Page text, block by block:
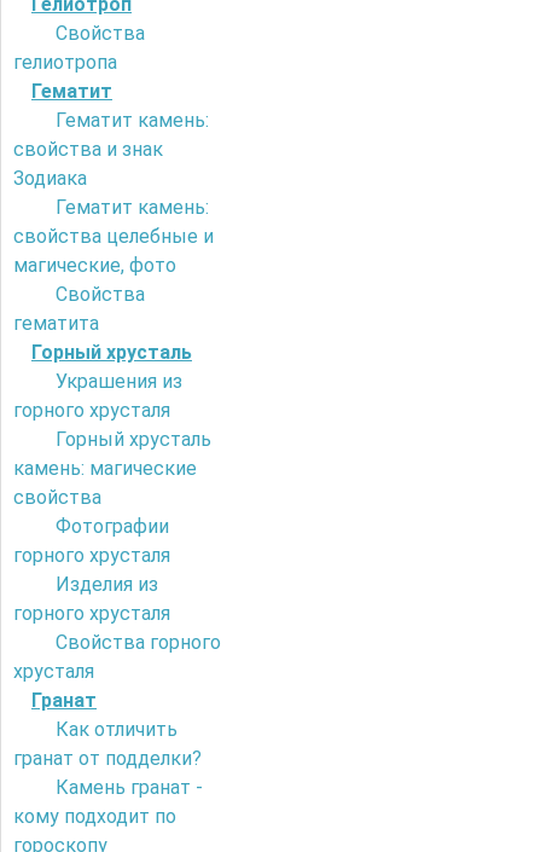
Свойства
гелиотропа
Гематит
Гематит камень:
свойства и знак
Зодиака
Гематит камень:
свойства целебные и
магические, фото
Свойства
гематита
Горный хрусталь
Украшения из
горного хрусталя
Горный хрусталь
камень: магические
свойства
Фотографии
горного хрусталя
Изделия из
горного хрусталя
Свойства горного
хрусталя
Гранат
Как отличить
гранат от подделки?
Камень гранат -
кому подходит по
гороскопу